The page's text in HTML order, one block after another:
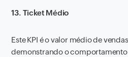
13. Ticket Médio
Este KPI é o valor médio de
demonstrando o comportamento